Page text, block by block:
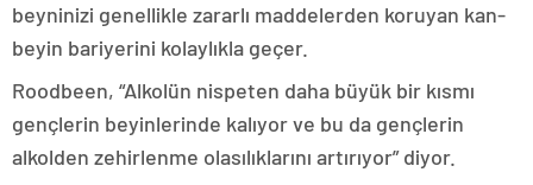
beyninizi genellikle zararlı maddelerden koruyan kan-
beyin bariyerini kolaylıkla geçer.
Roodbeen, “Alkolün nispeten daha büyük bir kısmı
gençlerin beyinlerinde kalıyor ve bu da gençlerin
alkolden zehirlenme olasılıklarını artırıyor” diyor.